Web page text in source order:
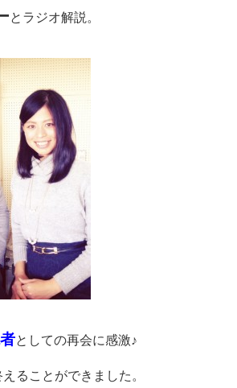
とラジオ解説。
としての再会に感激♪
ることができました。